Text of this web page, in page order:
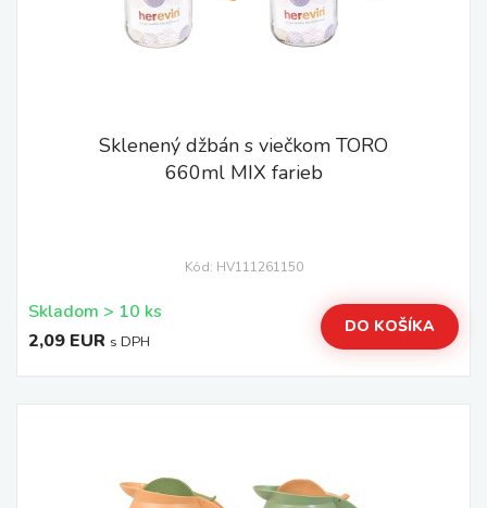
Sklenený džbán s viečkom TORO
660ml MIX farieb
Kód: HV111261150
Skladom > 10 ks
2,09 EUR s DPH
DO KOŠÍKA